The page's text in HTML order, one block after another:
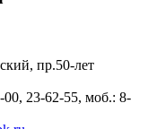
пр.50-лет
23-62-55, моб.: 8-